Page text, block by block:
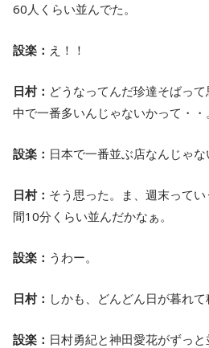
60人くらい並んでた。
設楽： え！！
日村： どうなってんだ珍達そばっ
中で一番多いんじゃないかって・・。
設楽： 日本で一番並ぶ店なんじゃな
日村： そう思った。ま、週末って
間10分くらい並んだかなぁ。
設楽： うわー。
日村： しかも、どんどん日が暮れて
設楽： 日村勇紀と神田愛花がずっと